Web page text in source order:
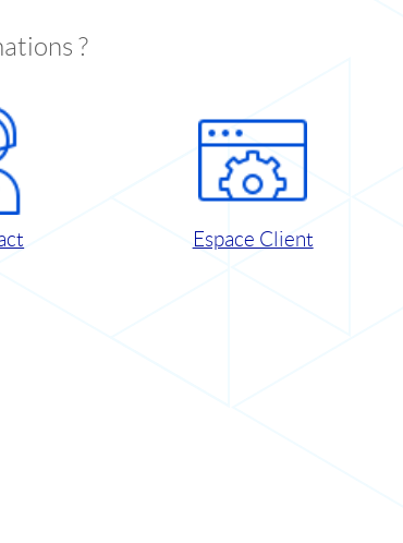
?
Espace Client